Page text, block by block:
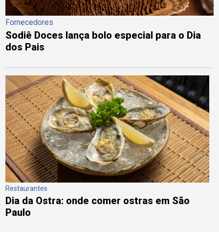
Fornecedores
Sodiê Doces lança bolo especial para o Dia
dos Pais
Restaurantes
Dia da Ostra: onde comer ostras em São
Paulo